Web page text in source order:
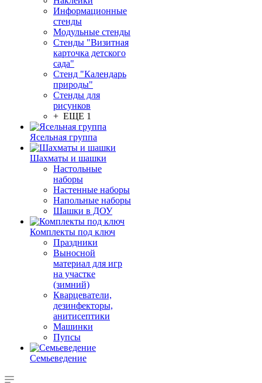
Информационные
стенды
Модульные стенды
Стенды "Визитная
карточка детского
сада"
Стенд "Календарь
природы"
Стенды для
рисунков
+ ЕЩЕ 1
Ясельная группа
Шахматы и шашки
Настольные
наборы
Настенные наборы
Напольные наборы
Шашки в ДОУ
Комплекты под ключ
Праздники
Выносной
материал для игр
на участке
(зимний)
Кварцеватели,
дезинфекторы,
анитисептики
Машинки
Пупсы
Семьеведение